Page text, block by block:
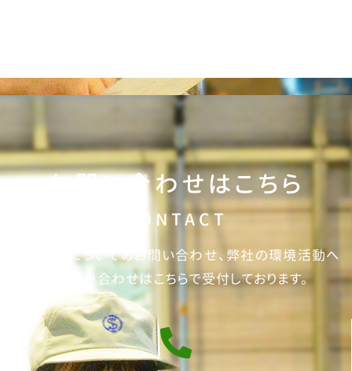
お問い合わせはこちら
CONTACT
加工製品についてのお問い合わせ、弊社の環境活動へ
のお問い合わせはこちらで受付しております。